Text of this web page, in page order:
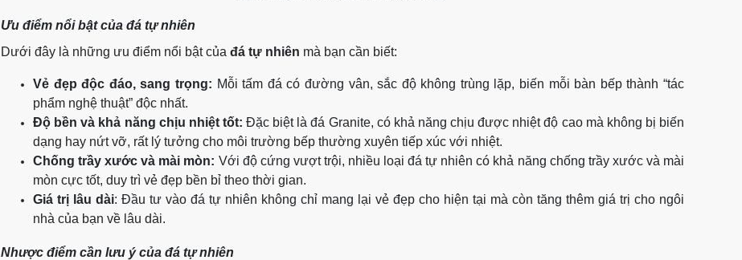
Ưu điểm nổi bật của đá tự nhiên
Dưới đây là những ưu điểm nổi bật của đá tự nhiên mà bạn cần biết:
Vẻ đẹp độc đáo, sang trọng: Mỗi tấm đá có đường vân, sắc độ không trùng lặp, biến mỗi bàn bếp thành “tác
phẩm nghệ thuật” độc nhất.
Độ bền và khả năng chịu nhiệt tốt: Đặc biệt là đá Granite, có khả năng chịu được nhiệt độ cao mà không bị biến
dạng hay nứt vỡ, rất lý tưởng cho môi trường bếp thường xuyên tiếp xúc với nhiệt.
Chống trầy xước và mài mòn: Với độ cứng vượt trội, nhiều loại đá tự nhiên có khả năng chống trầy xước và mài
mòn cực tốt, duy trì vẻ đẹp bền bỉ theo thời gian.
Giá trị lâu dài: Đầu tư vào đá tự nhiên không chỉ mang lại vẻ đẹp cho hiện tại mà còn tăng thêm giá trị cho ngôi
nhà của bạn về lâu dài.
Nhược điểm cần lưu ý của đá tự nhiên